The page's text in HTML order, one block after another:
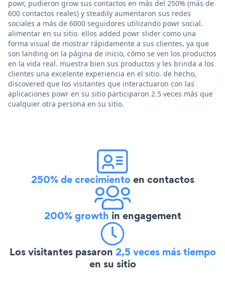
powr, pudieron grow sus contactos en más del 250% (más de
600 contactos reales) y steadily aumentaron sus redes
sociales a más de 6000 seguidores utilizando powr social.
alimentar en su sitio. ellos added powr slider como una
forma visual de mostrar rápidamente a sus clientes, ya que
son landing on la página de inicio, cómo se ven los productos
en la vida real. muestra bien sus productos y les brinda a los
clientes una excelente experiencia en el sitio. de hecho,
discovered que los visitantes que interactuaron con las
aplicaciones powr en su sitio participaron 2.5 veces más que
cualquier otra persona en su sitio.
250% de crecimientoen contactos
200% growth in engagement
Los visitantes pasaron 2,5 veces más tiempo
en su sitio